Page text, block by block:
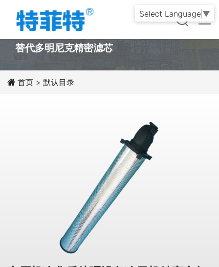
PRODUCT
替代多明尼克精密滤芯
首页 > 默认目录
Select Language ▼